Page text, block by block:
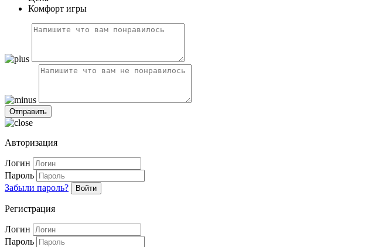
Комфорт игры
Авторизация
Логин
Пароль
Забыли пароль?
Войти
Регистрация
Логин
Пароль